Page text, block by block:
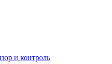
и контроль